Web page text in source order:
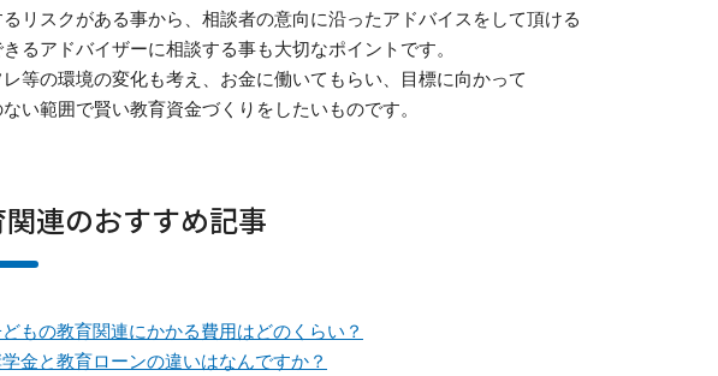
リスクがある事から、相談者の意向に沿ったアドバイスをして頂ける
るアドバイザーに相談する事も大切なポイントです。
レ等の環境の変化も考え、お金に働いてもらい、目標に向かって
い範囲で賢い教育資金づくりをしたいものです。
連のおすすめ記事
もの教育関連にかかる費用はどのくらい？
金と教育ローンの違いはなんですか？